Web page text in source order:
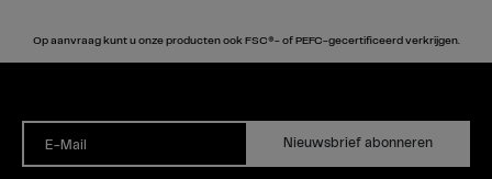
Op aanvraag kunt u onze producten ook FSC®- of PEFC-gecertificeerd verkrijgen.
E-Mail Nieuwsbrief abonneren